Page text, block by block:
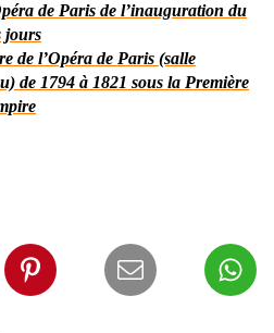
de Paris de l’inauguration du
jours
de l’Opéra de Paris (salle
de 1794 à 1821 sous la Première